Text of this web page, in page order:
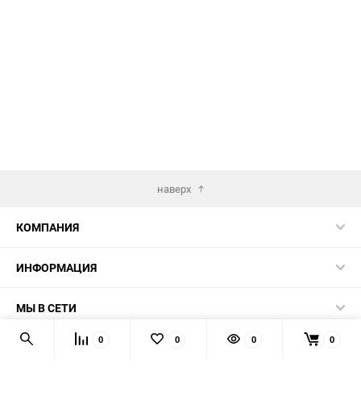
наверх
КОМПАНИЯ
ИНФОРМАЦИЯ
МЫ В СЕТИ
КОНТАКТЫ
0 0 0 0